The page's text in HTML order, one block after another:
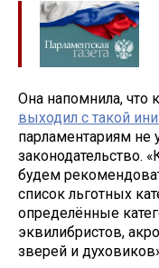
Она напомнила, что
выходил с такой
парламентариям не
законодательство.
будем
список льготных
определённые
эквилибристов,
зверей и